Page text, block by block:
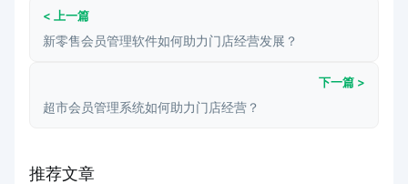
< 上一篇
新零售会员管理软件如何助力门店经营发展？
下一篇 >
超市会员管理系统如何助力门店经营？
推荐文章